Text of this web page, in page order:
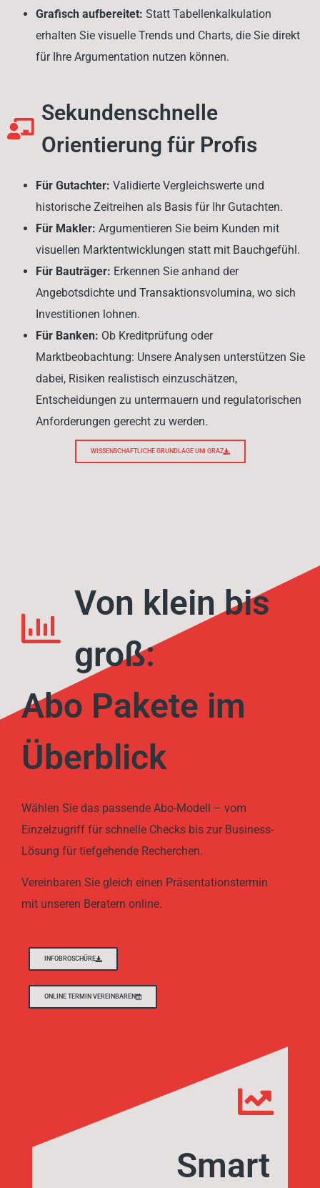
Grafisch aufbereitet: Statt Tabellenkalkulation
erhalten Sie visuelle Trends und Charts, die Sie direkt
für Ihre Argumentation nutzen können.
Sekundenschnelle
Orientierung für Profis
Für Gutachter: Validierte Vergleichswerte und
historische Zeitreihen als Basis für Ihr Gutachten.
Für Makler: Argumentieren Sie beim Kunden mit
visuellen Marktentwicklungen statt mit Bauchgefühl.
Für Bauträger: Erkennen Sie anhand der
Angebotsdichte und Transaktionsvolumina, wo sich
Investitionen lohnen.
Für Banken: Ob Kreditprüfung oder
Marktbeobachtung: Unsere Analysen unterstützen Sie
dabei, Risiken realistisch einzuschätzen,
Entscheidungen zu untermauern und regulatorischen
Anforderungen gerecht zu werden.
WISSENSCHAFTLICHE GRUNDLAGE UNI GRAZ
Von klein bis
groß:
Abo Pakete im
Überblick
Wählen Sie das passende Abo-Modell – vom
Einzelzugriff für schnelle Checks bis zur Business-
Lösung für tiefgehende Recherchen.
Vereinbaren Sie gleich einen Präsentationstermin
mit unseren Beratern online.
INFOBROSCHÜRE
ONLINE TERMIN VEREINBAREN
Smart